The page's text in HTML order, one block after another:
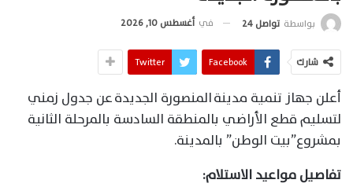
بواسطة تواصل 24 في أغسطس 10, 2026
شارك Facebook
Twitter
أعلن جهاز تنمية مدينة المنصورة الجديدة عن جدول زمني
لتسليم قطع الأراضي بالمنطقة السادسة بالمرحلة الثانية
بمشروع”بيت الوطن” بالمدينة.
تفاصيل مواعيد الاستلام: